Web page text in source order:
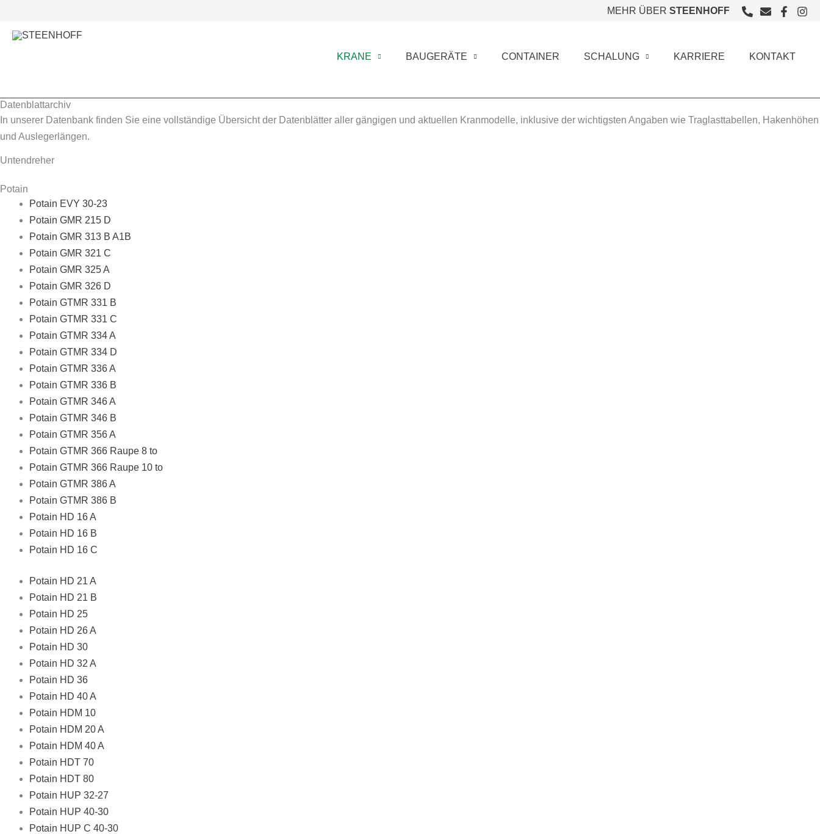
springen
MEHR ÜBER STEENHOFF
KRANE BAUGERÄTE CONTAINER SCHALUNG KARRIERE KONTAKT
Datenblatt­archiv
In unserer Datenbank finden Sie eine vollständige Übersicht der Datenblätter aller gängigen und aktuellen Kranmodelle, inklusive der wichtigsten Angaben wie Traglasttabellen, Hakenhöhen
und Auslegerlängen.
Untendreher
Potain
Potain EVY 30-23
Potain GMR 215 D
Potain GMR 313 B A1B
Potain GMR 321 C
Potain GMR 325 A
Potain GMR 326 D
Potain GTMR 331 B
Potain GTMR 331 C
Potain GTMR 334 A
Potain GTMR 334 D
Potain GTMR 336 A
Potain GTMR 336 B
Potain GTMR 346 A
Potain GTMR 346 B
Potain GTMR 356 A
Potain GTMR 366 Raupe 8 to
Potain GTMR 366 Raupe 10 to
Potain GTMR 386 A
Potain GTMR 386 B
Potain HD 16 A
Potain HD 16 B
Potain HD 16 C
Potain HD 21 A
Potain HD 21 B
Potain HD 25
Potain HD 26 A
Potain HD 30
Potain HD 32 A
Potain HD 36
Potain HD 40 A
Potain HDM 10
Potain HDM 20 A
Potain HDM 40 A
Potain HDT 70
Potain HDT 80
Potain HUP 32-27
Potain HUP 40-30
Potain HUP C 40-30